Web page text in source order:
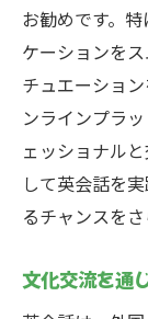
お勧めです。
ケーションを
チュエーショ
ンラインプラ
ェッショナル
して英会話を
るチャンスを
文化交流を通